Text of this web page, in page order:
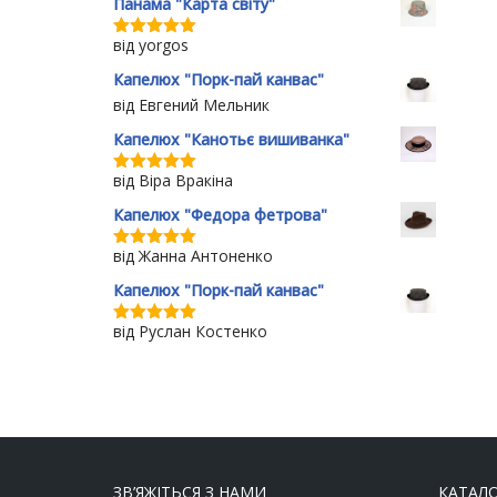
Оцінено в
від yorgos
Капелюх "Порк-пай канвас"
від Евгений Мельник
Капелюх "Канотьє вишиванка"
Оцінено в
від Віра Вракіна
Капелюх "Федора фетрова"
Оцінено в
від Жанна Антоненко
Капелюх "Порк-пай канвас"
Оцінено в
від Руслан Костенко
ЗВ’ЯЖІТЬСЯ З НАМИ